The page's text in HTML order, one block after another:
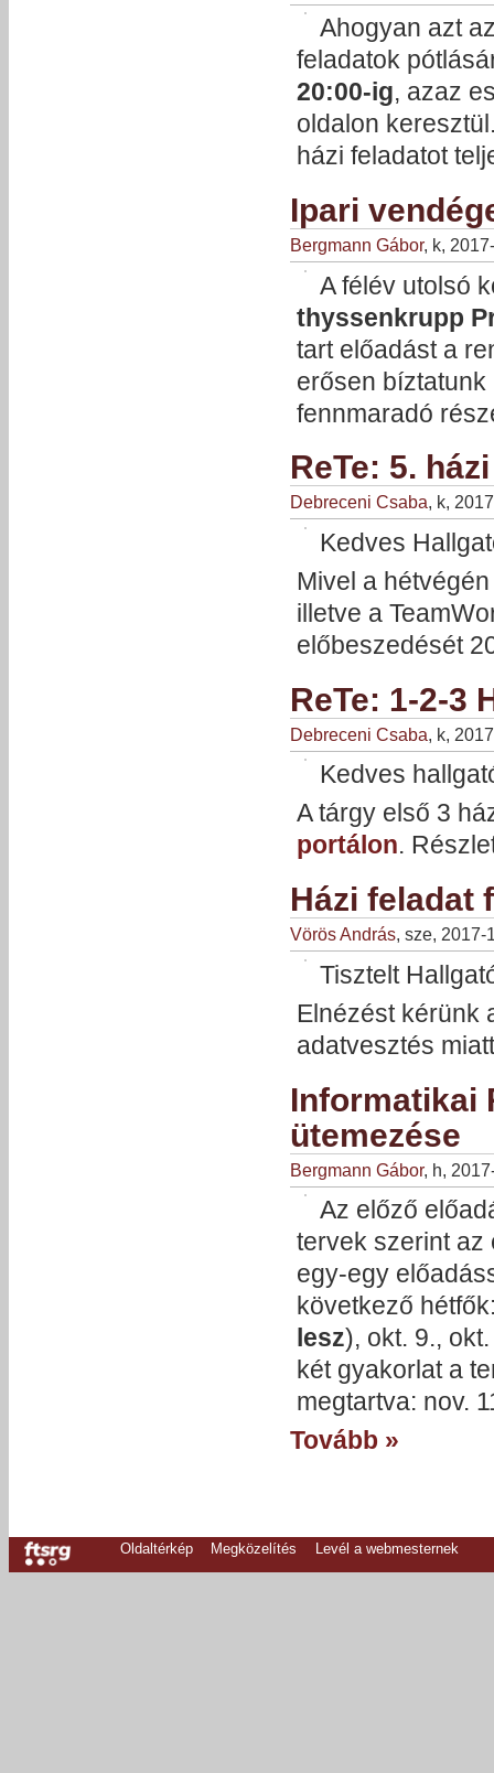
Ahogyan azt
feladatok
20:00-ig, azaz
oldalon
házi feladatot
Ipari
Bergmann Gábor, k,
A félév utolsó
thyssenkrupp
tart előadást a
erősen
fennmaradó
ReTe: 5.
Debreceni Csaba, k,
Kedves
Mivel a
illetve a
előbeszedését
ReTe: 1-2-3
Debreceni Csaba, k,
Kedves
A tárgy első 3
portálon.
Házi feladat
Vörös András, sze, 2017-
Tisztelt
Elnézést kérünk
adatvesztés
Informatikai
ütemezése
Bergmann Gábor, h,
Az előző
tervek szerint az
egy-egy
következő
lesz), okt. 9.,
két gyakorlat a
megtartva: nov.
Tovább »
Oldaltérkép Megközelítés Levél a webmesternek